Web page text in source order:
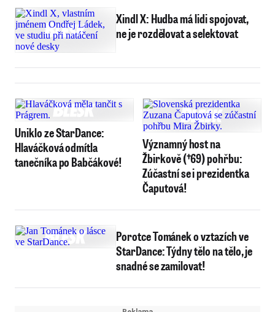
Xindl X: Hudba má lidi spojovat,
ne je rozdělovat a selektovat
Uniklo ze StarDance:
Hlaváčková odmítla
tanečníka po Babčákové!
Významný host na
Žbirkově (†69) pohřbu:
Zúčastní se i prezidentka
Čaputová!
Porotce Tománek o vztazích ve
StarDance: Týdny tělo na tělo, je
snadné se zamilovat!